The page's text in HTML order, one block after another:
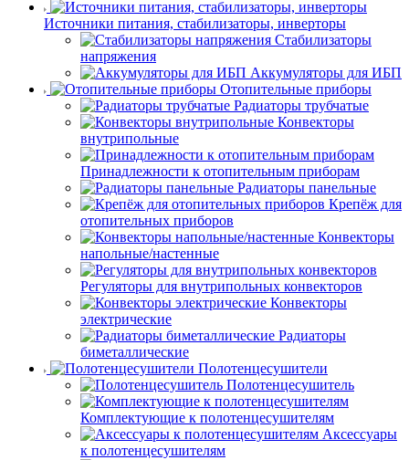
Источники питания, стабилизаторы, инверторы
Стабилизаторы
напряжения
Аккумуляторы для ИБП
Отопительные приборы
Радиаторы трубчатые
Конвекторы
внутрипольные
Принадлежности к отопительным приборам
Радиаторы панельные
Крепёж для
отопительных приборов
Конвекторы
напольные/настенные
Регуляторы для внутрипольных конвекторов
Конвекторы
электрические
Радиаторы
биметаллические
Полотенцесушители
Полотенцесушитель
Комплектующие к полотенцесушителям
Аксессуары
к полотенцесушителям